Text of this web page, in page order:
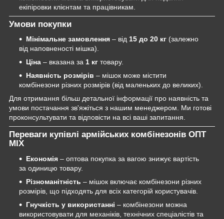
екіпіровки клієнтам та працівникам.
Умови покупки
Мінімальне замовлення – від 15 до 20 кг (залежно
від наповненості мішка).
Ціна – вказана за 1 кг товару.
Наявність розмірів – мішок може містити
комбінезони різних розмірів (від маленьких до великих).
Для отримання більш детальної інформації про наявність та
умови постачання зв'яжіться з нашим менеджером. Ми готові
проконсультувати та відповісти на всі ваші запитання.
Переваги купівлі армійських комбінезонів ОПТ
MIX
Економія – оптова покупка за вагою знижує вартість
за одиницю товару.
Різноманітність – мішок включає комбінезони різних
розмірів, що підходять для всіх категорій користувачів.
Гнучкість у використанні – комбінезони можна
використовувати для механіків, технічних спеціалістів та